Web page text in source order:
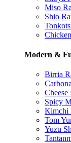
Miso
Shio
Modern &
Birria
Cheese
Spicy
Kimchi
Tom
Yuzu